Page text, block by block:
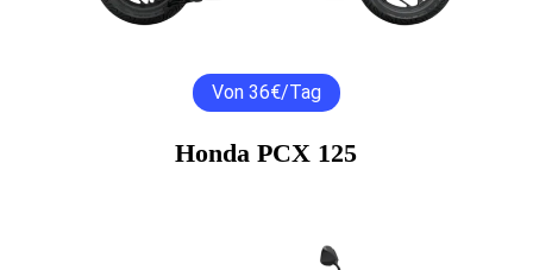
Von 36€/Tag
Honda PCX 125